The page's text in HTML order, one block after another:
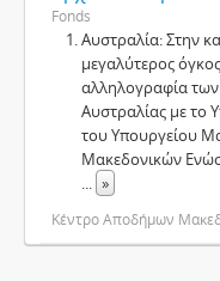
Fonds
Αυστραλία: Στην
μεγαλύτερος
αλληλογραφία
Αυστραλίας με το
του Υπουργείου
Μακεδονικών
... »
Κέντρο Αποδήμων